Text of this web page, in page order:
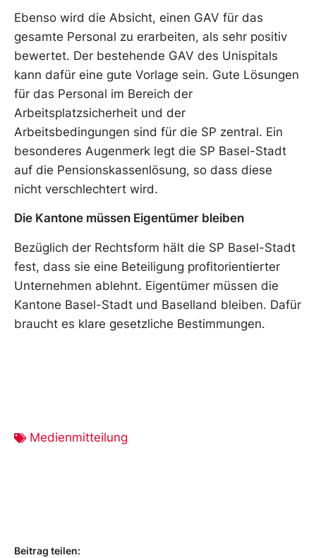
Ebenso wird die Absicht, einen GAV für das
gesamte Personal zu erarbeiten, als sehr positiv
bewertet. Der bestehende GAV des Unispitals
kann dafür eine gute Vorlage sein. Gute Lösungen
für das Personal im Bereich der
Arbeitsplatzsicherheit und der
Arbeitsbedingungen sind für die SP zentral. Ein
besonderes Augenmerk legt die SP Basel-Stadt
auf die Pensionskassenlösung, so dass diese
nicht verschlechtert wird.
Die Kantone müssen Eigentümer bleiben
Bezüglich der Rechtsform hält die SP Basel-Stadt
fest, dass sie eine Beteiligung profitorientierter
Unternehmen ablehnt. Eigentümer müssen die
Kantone Basel-Stadt und Baselland bleiben. Dafür
braucht es klare gesetzliche Bestimmungen.
Medienmitteilung
Beitrag teilen: